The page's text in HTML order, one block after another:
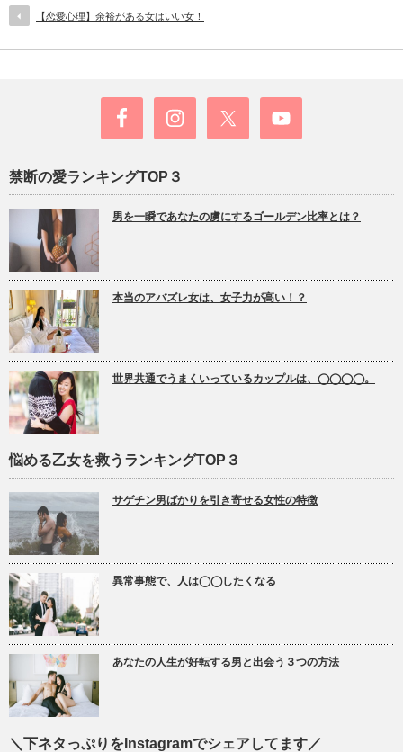
【恋愛心理】余裕がある女はいい女！
禁断の愛ランキングTOP３
男を一瞬であなたの虜にするゴールデン比率とは？
本当のアバズレ女は、女子力が高い！？
世界共通でうまくいっているカップルは、◯◯◯◯。
悩める乙女を救うランキングTOP３
サゲチン男ばかりを引き寄せる女性の特徴
異常事態で、人は◯◯したくなる
あなたの人生が好転する男と出会う３つの方法
＼下ネタっぷりをInstagramでシェアしてます／